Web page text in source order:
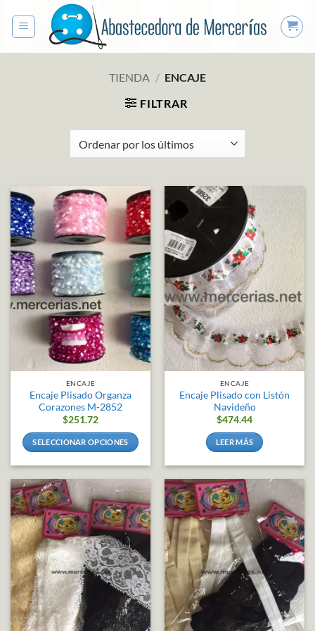
TIENDA / ENCAJE
FILTRAR
ENCAJE
Encaje Plisado Organza
Corazones M-2852
$251.72
SELECCIONAR OPCIONES
tiene
múltiples
variantes.
Las
opciones
se
pueden
elegir
en
la
ENCAJE
Encaje Plisado con Listón
Navideño
$474.44
LEER MÁS